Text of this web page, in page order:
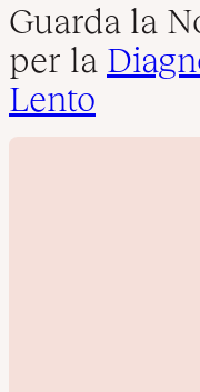
Guarda la
per la
Lento